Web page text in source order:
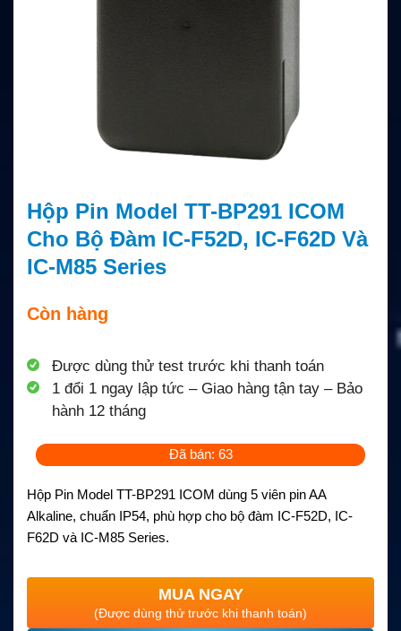
Hộp Pin Model TT-BP291 ICOM
Cho Bộ Đàm IC-F52D, IC-F62D Và
IC-M85 Series
Còn hàng
Được dùng thử test trước khi thanh toán
1 đổi 1 ngay lập tức – Giao hàng tận tay – Bảo
hành 12 tháng
Đã bán: 63
Hộp Pin Model TT-BP291 ICOM dùng 5 viên pin AA
Alkaline, chuẩn IP54, phù hợp cho bộ đàm IC-F52D, IC-
F62D và IC-M85 Series.
MUA NGAY
(Được dùng thử trước khi thanh toán)